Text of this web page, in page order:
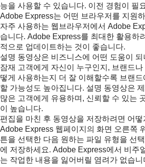
능을 사용할 수 있습니다. 이전 경험이 필
Adobe Express는 어떤 브라우저를 지원
자주 사용하는 웹브라우저에서 Adobe
습니다. Adobe Express를 최대한 활용하
적으로 업데이트하는 것이 좋습니다.
설명 동영상은 비즈니스에 어떤 도움이 되
잠재 고객에게 자신이 누구인지, 브랜드나
떻게 사용하는지 더 잘 이해할수록 브랜
할 가능성도 높아집니다. 설명 동영상은
많은 고객에게 유용하며, 신뢰할 수 있는
이 높습니다.
편집을 마친 후 동영상을 저장하려면 어
Adobe Express 웹페이지의 화면 오른쪽
튼을 선택한 다음 원하는 파일 유형을 선
에 저장하세요. Adobe Express에서 비주
는 작업한 내용을 잃어버릴 염려가 없습